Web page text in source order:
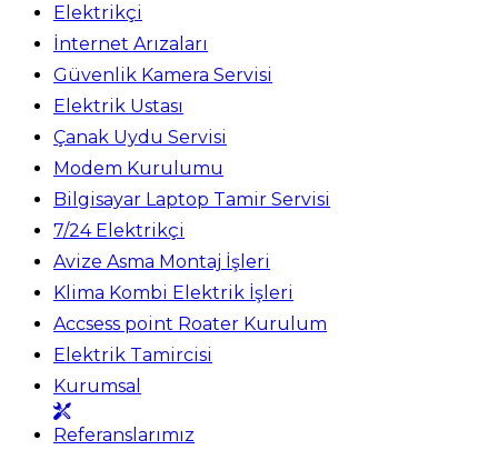
Elektrikçi
İnternet Arızaları
Güvenlik Kamera Servisi
Elektrik Ustası
Çanak Uydu Servisi
Modem Kurulumu
Bilgisayar Laptop Tamir Servisi
7/24 Elektrikçi
Avize Asma Montaj İşleri
Klima Kombi Elektrik İşleri
Accsess point Roater Kurulum
Elektrik Tamircisi
Kurumsal
Referanslarımız